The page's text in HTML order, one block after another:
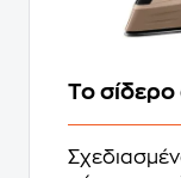
Το σίδερο